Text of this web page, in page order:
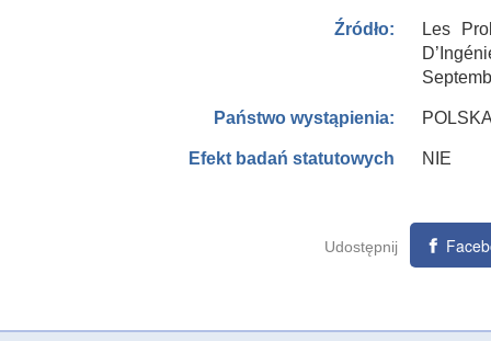
Źródło:
Les
Państwo wystąpienia:
Efekt badań statutowych NIE
Udostępnij